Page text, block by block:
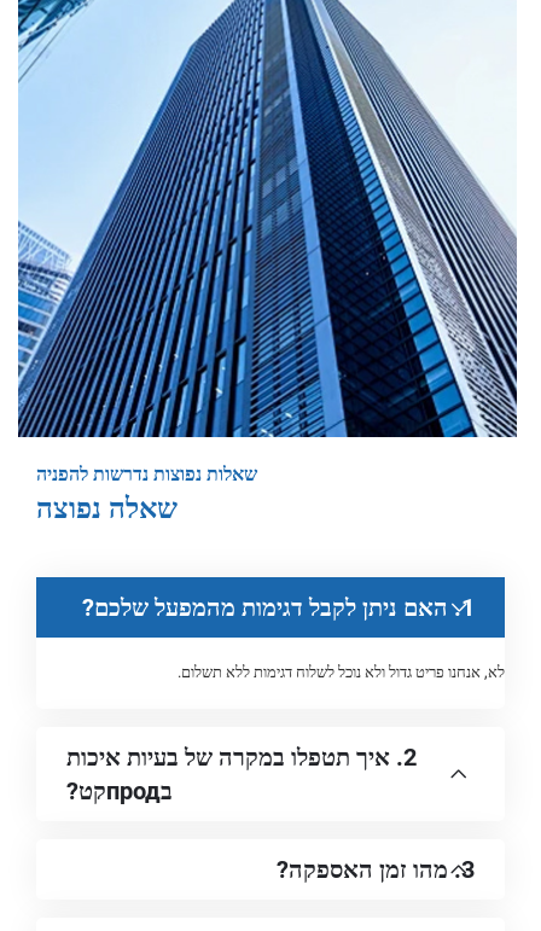
שאלות נפוצות נדרשות להפניה
שאלה נפוצה
1. האם ניתן לקבל דגימות מהמפעל שלכם?
לא, אנחנו פריט גדול ולא נוכל לשלוח דגימות ללא תשלום.
2. איך תטפלו במקרה של בעיות איכות
בпродקט?
3. מהו זמן האספקה?